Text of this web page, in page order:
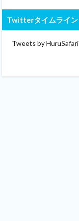
Twitterタイムライン
Tweets by HuruSafari